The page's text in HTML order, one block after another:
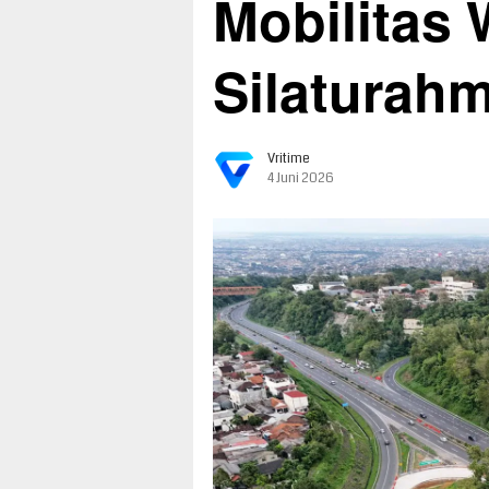
Mobilitas
Vritime
4 Juni 2026